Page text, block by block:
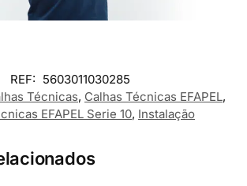
REF: 5603011030285
Técnicas, Calhas Técnicas EFAPEL,
EFAPEL Serie 10, Instalação